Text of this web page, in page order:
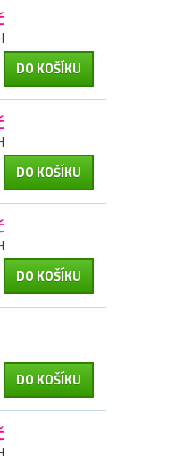
DO KOŠÍKU
DO KOŠÍKU
DO KOŠÍKU
DO KOŠÍKU